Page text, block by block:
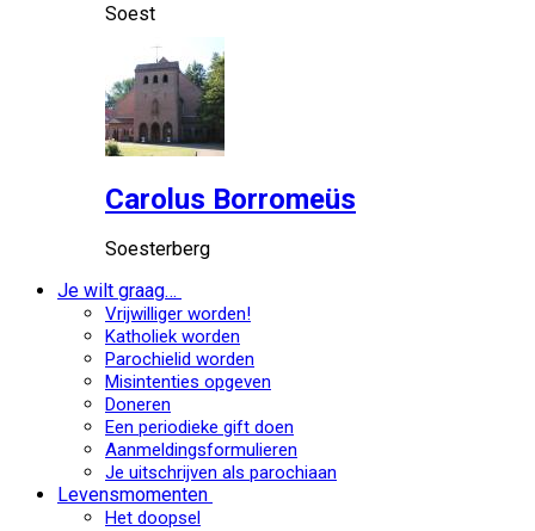
Soest
Carolus Borromeüs
Soesterberg
Je wilt graag…
Vrijwilliger worden!
Katholiek worden
Parochielid worden
Misintenties opgeven
Doneren
Een periodieke gift doen
Aanmeldingsformulieren
Je uitschrijven als parochiaan
Levensmomenten
Het doopsel